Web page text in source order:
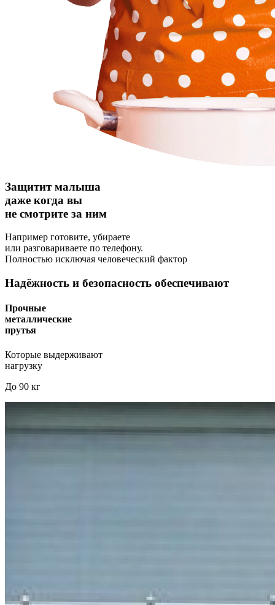
Защитит малыша
даже когда вы
не смотрите за ним
Например готовите, убираете
или разговариваете по телефону.
Полностью исключая человеческий фактор
Надёжность и безопасность обеспечивают
Прочные
металлические
прутья
Которые выдерживают
нагрузку
До 90 кг